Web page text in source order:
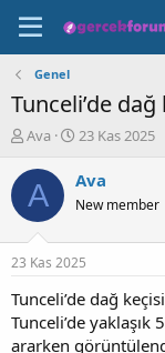
Genel
Tunceli’de
K
n
b
u
u
b
a
l
Ava
B
ş
a
g
ı
ç
a
23 Kas 2025
A Ava
New member
23 Kas 2025
Tunceli’de dağ
Tunceli’de
ararken